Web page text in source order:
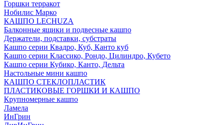
Горшки терракот
Нобилис Марко
КАШПО LECHUZA
Балконные ящики и подвесные кашпо
Держатели, подставки, субстраты
Кашпо серии Квадро, Куб, Канто куб
Кашпо серии Классико, Рондо, Цилиндро, Кубето
Кашпо серии Кубико, Канто, Дельта
Настольные мини кашпо
КАШПО СТЕКЛОПЛАСТИК
ПЛАСТИКОВЫЕ ГОРШКИ И КАШПО
Крупномерные кашпо
Ламела
ИнГрин